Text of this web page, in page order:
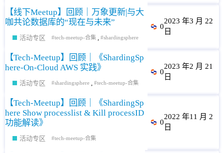
【线下Meetup】回顾｜万象更新|与大
咖共论数据库的“现在与未来”
活动专区 tech-meetup-合集 , shardingsphere
0
2023 年3 月 22
日
【Tech-Meetup】回顾｜《ShardingSp
here-On-Cloud AWS 实践》
活动专区 shardingsphere , tech-meetup-合集
0
2023 年2 月 21
日
【Tech-Meetup】回顾｜《ShardingSp
here Show processlist & Kill processID
功能解读》
活动专区 tech-meetup-合集
0
2022 年11 月 2
日